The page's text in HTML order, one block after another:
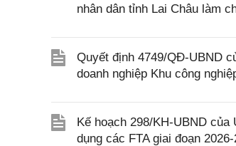
nhân dân tỉnh Lai Châu làm
Quyết định 4749/QĐ-UBND
doanh nghiệp Khu công
Kế hoạch 298/KH-UBND
dụng các FTA giai đoạn